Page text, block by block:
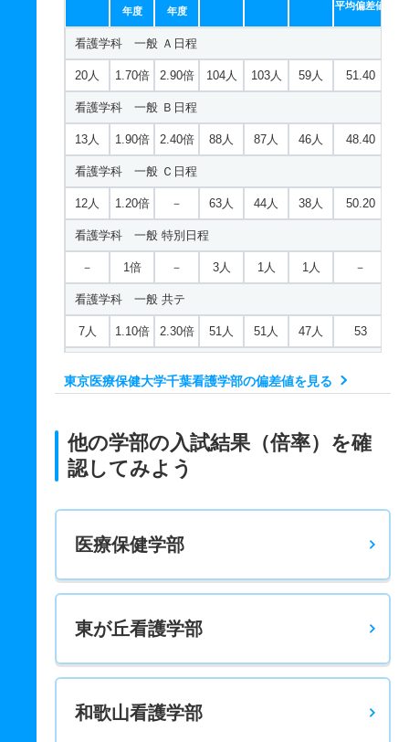
平均偏差値
年度
年度
看護学科 一般 Ａ日程
20人 1.70倍 2.90倍 104人 103人 59人 51.40
看護学科 一般 Ｂ日程
13人 1.90倍 2.40倍 88人 87人 46人 48.40
看護学科 一般 Ｃ日程
12人 1.20倍 － 63人 44人 38人 50.20
看護学科 一般 特別日程
－ 1倍 － 3人 1人 1人 －
看護学科 一般 共テ
7人 1.10倍 2.30倍 51人 51人 47人 53
18人 1.10倍 1.10倍 38人 38人 35人 44
東京医療保健大学千葉看護学部の偏差値を見る
他の学部の入試結果（倍率）を確
認してみよう
医療保健学部
東が丘看護学部
和歌山看護学部